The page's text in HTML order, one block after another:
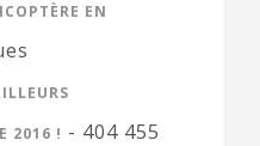
EN
2016 ! - 404 455